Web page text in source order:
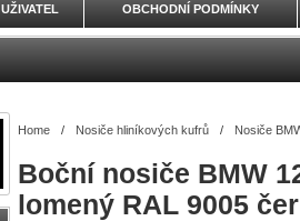
UŽIVATEL OBCHODNÍ PODMÍNKY
Home / Nosiče hliníkových kufrů / Nosiče
Boční nosiče BMW
lomený RAL 9005